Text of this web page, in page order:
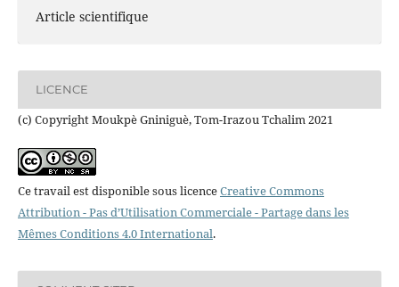
Article scientifique
LICENCE
(c) Copyright Moukpè Gniniguè, Tom-Irazou Tchalim 2021
Ce travail est disponible sous licenceCreative Commons
Attribution - Pas d’Utilisation Commerciale - Partage dans les
Mêmes Conditions 4.0 International.